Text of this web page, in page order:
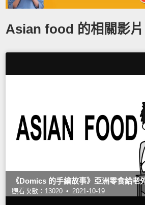
Asian food 的相關影片
《Domics 的手繪故事》亞洲零食給老
觀看次數：13020 • 2021-10-19